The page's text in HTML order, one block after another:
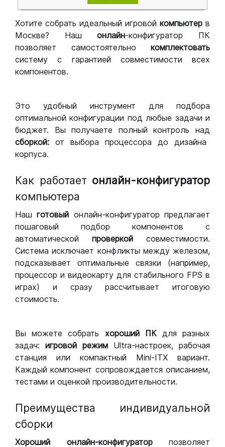
Хотите собрать идеальный игровой компьютер в
Москве? Нашонлайн-конфигуратор ПК
позволяет самостоятельно комплектовать
систему с гарантией совместимости всех
компонентов.
Это удобный инструмент для подбора
оптимальной конфигурации под любые задачи и
бюджет. Вы получаете полный контроль над
сборкой: от выбора процессора до дизайна
корпуса.
Как работает онлайн-конфигуратор
компьютера
Нашготовый онлайн-конфигуратор предлагает
пошаговый подбор компонентов с
автоматической проверкой совместимости.
Система исключает конфликты между железом,
подсказывает оптимальные связки (например,
процессор и видеокарту для стабильного FPS в
играх) и сразу рассчитывает итоговую
стоимость.
Вы можете собрать хороший ПКдля разных
задач: игровой режим Ultra-настроек, рабочая
станция или компактный Mini-ITX вариант.
Каждый компонент сопровождается описанием,
тестами и оценкой производительности.
Преимущества индивидуальной
сборки
Хороший онлайн-конфигураторпозволяет